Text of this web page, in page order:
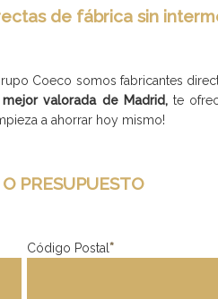
de fábrica sin
Coeco somos fabricantes
valorada de Madrid,te
a ahorrar hoy mismo!
PRESUPUESTO
Código Postal *